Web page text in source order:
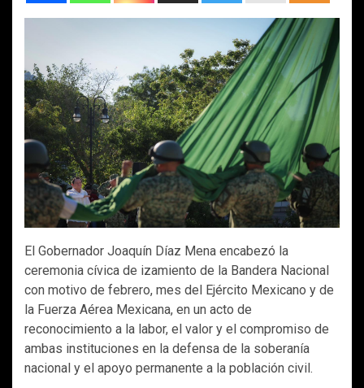
El Gobernador Joaquín Díaz Mena encabezó la
ceremonia cívica de izamiento de la Bandera Nacional
con motivo de febrero, mes del Ejército Mexicano y de
la Fuerza Aérea Mexicana, en un acto de
reconocimiento a la labor, el valor y el compromiso de
ambas instituciones en la defensa de la soberanía
nacional y el apoyo permanente a la población civil.